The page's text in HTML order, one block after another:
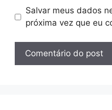
Salvar meus dados
próxima vez que eu